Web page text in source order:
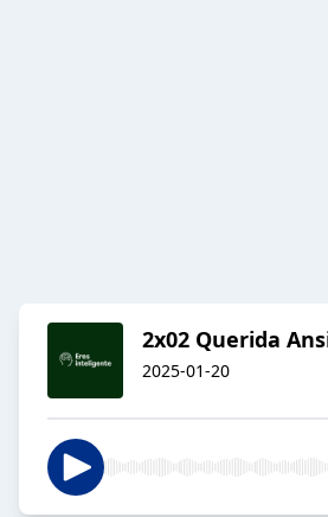
2x02 Querida
2025-01-20